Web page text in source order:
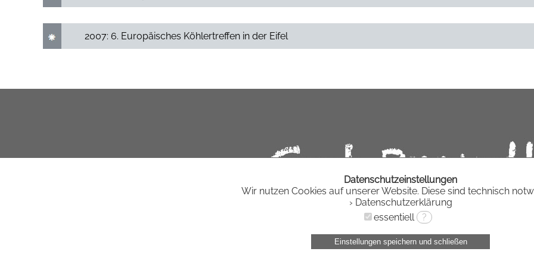
Datenschutzeinstellungen
Wir nutzen Cookies auf unserer Website. Diese sind technisch
› Datenschutzerklärung
essentiell ?
Einstellungen speichern und schließen
2007: 6. Europäisches Köhlertreffen in der Eifel